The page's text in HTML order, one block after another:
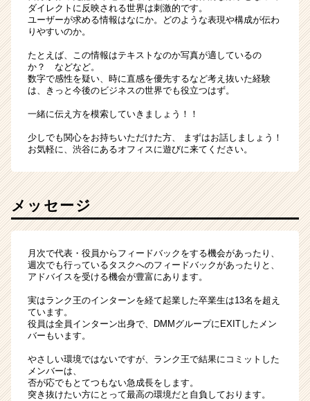
ダイレクトに反映される世界は刺激的です。
ユーザーが求める情報はなにか。どのような表現や構成が伝わ
りやすいのか。
たとえば、この情報はテキストなのか写真が適しているの
か？ などなど。
数字で感性を疑い、時に直感を優先するなど考え抜いた経験
は、きっと今後のビジネスの世界でも役立つはず。
一緒に伝え方を模索していきましょう！！
少しでも関心をお持ちいただけた方、 まずはお話しましょう！
お気軽に、渋谷にあるオフィスに遊びに来てください。
メッセージ
月次で代表・役員からフィードバックをする機会があったり、
週次でも行っているタスクへのフィードバックがあったりと、
アドバイスを受ける機会が豊富にあります。
実はランク王のインターンを経て起業した卒業生は13名を超え
ています。
役員は全員インターン出身で、DMMグループにEXITしたメン
バーもいます。
やさしい環境ではないですが、ランク王で結果にコミットした
メンバーは、
否が応でもとてつもない急成長をします。
突き抜けたい方にとって最高の環境だと自負しております。